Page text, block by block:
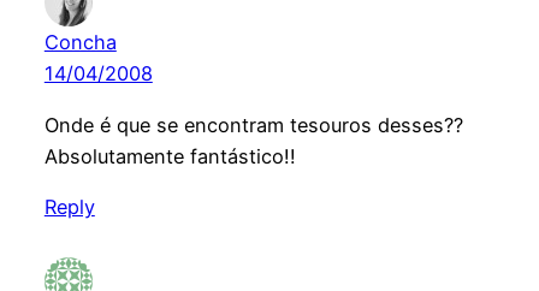
Concha
14/04/2008
Onde é que se encontram tesouros desses??
Absolutamente fantástico!!
Reply